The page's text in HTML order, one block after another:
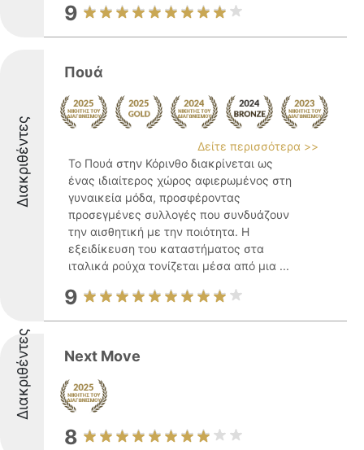
9
Διακριθέντες
Πουά
Δείτε περισσότερα >>
Το Πουά στην Κόρινθο διακρίνεται ως
ένας ιδιαίτερος χώρος αφιερωμένος στη
γυναικεία μόδα, προσφέροντας
προσεγμένες συλλογές που συνδυάζουν
την αισθητική με την ποιότητα. Η
εξειδίκευση του καταστήματος στα
ιταλικά ρούχα τονίζεται μέσα από μια ...
9
Διακριθέντες Next Move
8